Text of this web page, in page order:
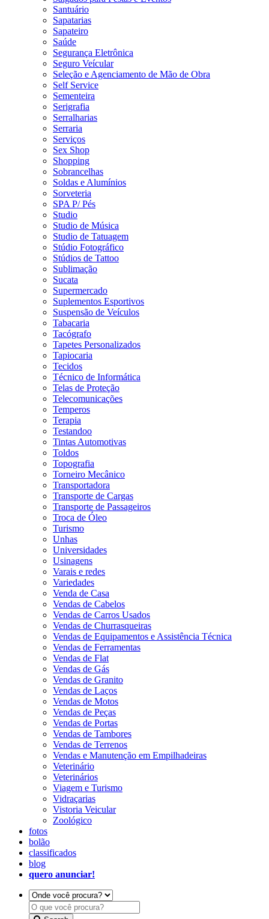
Santuário
Sapatarias
Sapateiro
Saúde
Segurança Eletrônica
Seguro Veícular
Seleção e Agenciamento de Mão de Obra
Self Service
Sementeira
Serigrafia
Serralharias
Serraria
Serviços
Sex Shop
Shopping
Sobrancelhas
Soldas e Alumínios
Sorveteria
SPA P/ Pés
Studio
Studio de Música
Studio de Tatuagem
Stúdio Fotográfico
Stúdios de Tattoo
Sublimação
Sucata
Supermercado
Suplementos Esportivos
Suspensão de Veículos
Tabacaria
Tacógrafo
Tapetes Personalizados
Tapiocaria
Tecidos
Técnico de Informática
Telas de Proteção
Telecomunicações
Temperos
Terapia
Testandoo
Tintas Automotivas
Toldos
Topografia
Torneiro Mecânico
Transportadora
Transporte de Cargas
Transporte de Passageiros
Troca de Óleo
Turismo
Unhas
Universidades
Usinagens
Varais e redes
Variedades
Venda de Casa
Vendas de Cabelos
Vendas de Carros Usados
Vendas de Churrasqueiras
Vendas de Equipamentos e Assistência Técnica
Vendas de Ferramentas
Vendas de Flat
Vendas de Gás
Vendas de Granito
Vendas de Laços
Vendas de Motos
Vendas de Peças
Vendas de Portas
Vendas de Tambores
Vendas de Terrenos
Vendas e Manutenção em Empilhadeiras
Veterinário
Veterinários
Viagem e Turismo
Vidraçarias
Vistoria Veicular
Zoológico
fotos
bolão
classificados
blog
quero anunciar!